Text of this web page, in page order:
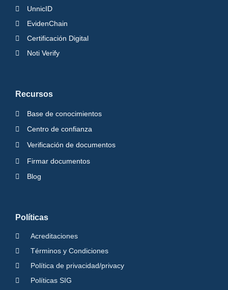
UnnicID
EvidenChain
Certificación Digital
Noti Verify
Recursos
Base de conocimientos
Centro de confianza
Verificación de documentos
Firmar documentos
Blog
Políticas
Acreditaciones
Términos y Condiciones
Política de privacidad/privacy
Políticas SIG